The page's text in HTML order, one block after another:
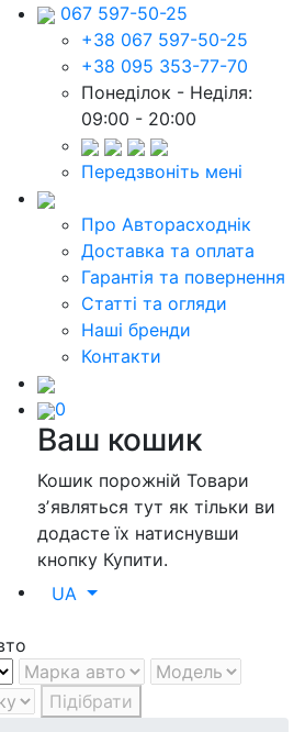
067 597-50-25
+38 067 597-50-25
+38 095 353-77-70
Понеділок - Неділя:
09:00 - 20:00
Передзвоніть мені
Про Авторасходнік
Доставка та оплата
Гарантія та повернення
Статті та огляди
Наші бренди
Контакти
0
Ваш кошик
Кошик порожнійТовари
зʼявляться тут як тільки ви
додасте їх натиснувши
кнопку Купити.
UA
Підібрати